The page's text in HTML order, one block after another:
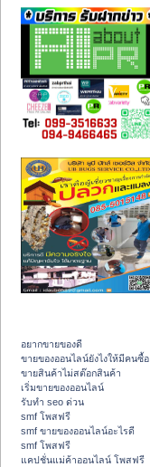
อยากขายของดี
ขายของออนไลน์ยังไงให้มีคนซื้อ
ขายสินค้าไม่สต๊อกสินค้า
เริ่มขายของออนไลน์
รับทำ seo ด่วน
smf โพสฟรี
smf ขายของออนไลน์อะไรดี
smf โพสฟรี
แคปชั่นแม่ค้าออนไลน์ โพสฟรี